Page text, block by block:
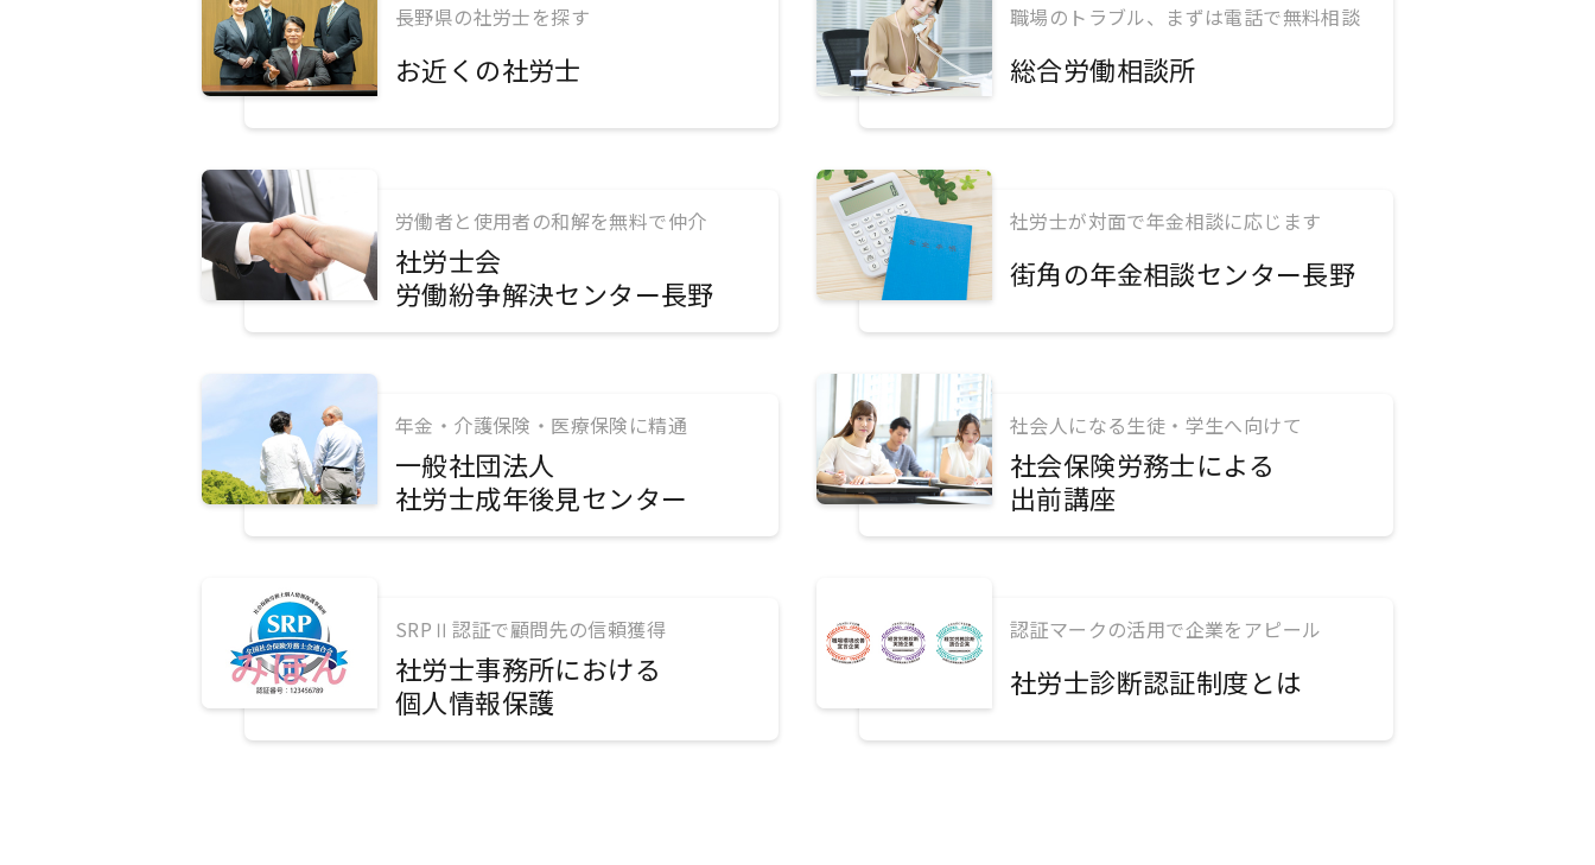
長野県の社労士を探す
お近くの社労士
職場のトラブル、まずは電話で無料相談
総合労働相談所
労働者と使用者の和解を無料で仲介
社労士会
労働紛争解決センター長野
社労士が対面で年金相談に応じます
街角の年金相談センター長野
年金・介護保険・医療保険に精通
一般社団法人
社労士成年後見センター
社会人になる生徒・学生へ向けて
社会保険労務士による
出前講座
SRPⅡ認証で顧問先の信頼獲得
社労士事務所における
個人情報保護
認証マークの活用で企業をアピール
社労士診断認証制度とは